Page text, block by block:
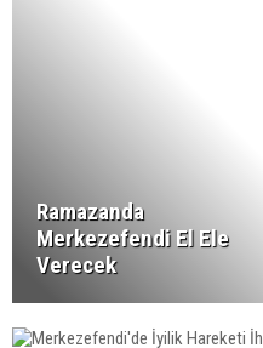
Ramazanda
Merkezefendi El Ele
Verecek